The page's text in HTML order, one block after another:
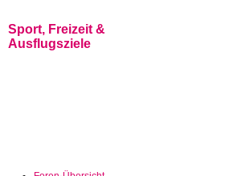
Sport, Freizeit &
Ausflugsziele